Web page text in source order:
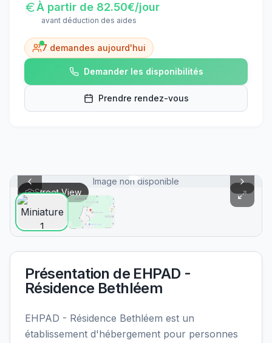
À partir de 82.50€/jour
avant déduction des aides
7 demandes aujourd'hui
Demander les disponibilités
Prendre rendez-vous
Image non disponible
Street View
Présentation de EHPAD -
Résidence Bethléem
EHPAD - Résidence Bethléem est un
établissement d'hébergement pour personnes